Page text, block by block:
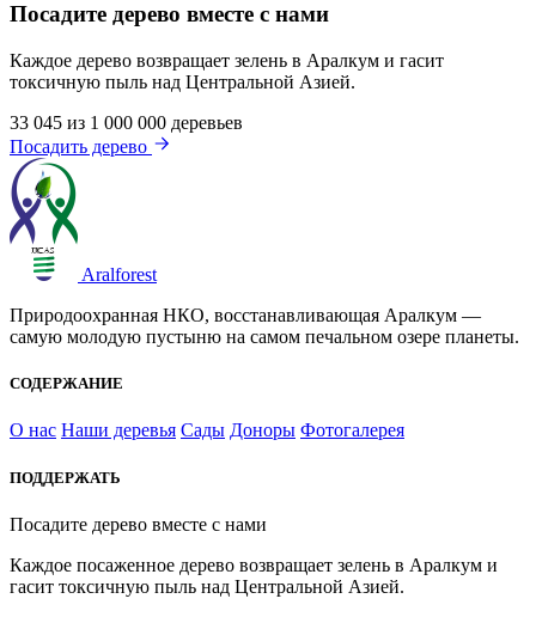
Посадите дерево вместе с нами
Каждое дерево возвращает зелень в Аралкум и гасит
токсичную пыль над Центральной Азией.
33 045 из 1 000 000 деревьев
Посадить дерево
Aralforest
Природоохранная НКО, восстанавливающая Аралкум —
самую молодую пустыню на самом печальном озере планеты.
СОДЕРЖАНИЕ
О нас Наши деревья Сады Доноры Фотогалерея
ПОДДЕРЖАТЬ
Посадите дерево вместе с нами
Каждое посаженное дерево возвращает зелень в Аралкум и
гасит токсичную пыль над Центральной Азией.